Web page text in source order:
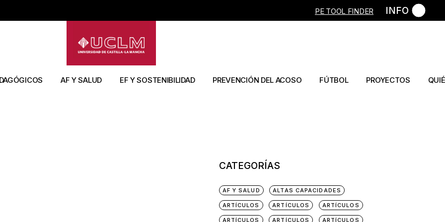
PE TOOL FINDER INFO
AF Y SALUD EF Y SOSTENIBILIDAD PREVENCIÓN DEL ACOSO FÚTBOL PROYECTOS
Libros
Capítulos Libros
Libros
CATEGORÍAS
AF Y SALUD ALTAS CAPACIDADES
ARTÍCULOS ARTÍCULOS ARTÍCULOS
ARTÍCULOS ARTÍCULOS ARTÍCULOS